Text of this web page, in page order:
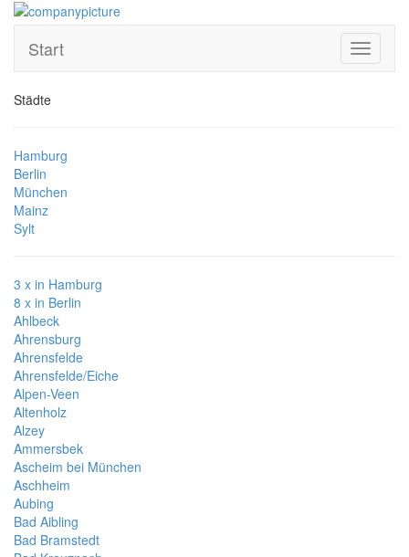
Toggle
Start
Städte
Hamburg
Berlin
München
Mainz
Sylt
3 x in Hamburg
8 x in Berlin
Ahlbeck
Ahrensburg
Ahrensfelde
Ahrensfelde/Eiche
Alpen-Veen
Altenholz
Alzey
Ammersbek
Ascheim bei München
Aschheim
Aubing
Bad Aibling
Bad Bramstedt